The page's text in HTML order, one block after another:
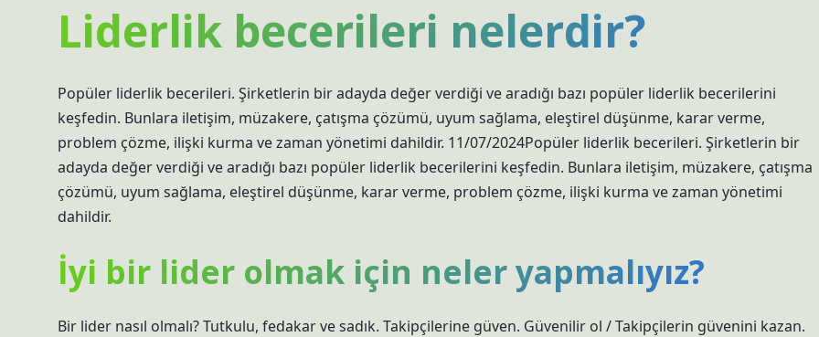
Liderlik becerileri nelerdir?
Popüler liderlik becerileri. Şirketlerin bir adayda değer verdiği ve aradığı bazı popüler liderlik becerilerini
keşfedin. Bunlara iletişim, müzakere, çatışma çözümü, uyum sağlama, eleştirel düşünme, karar verme,
problem çözme, ilişki kurma ve zaman yönetimi dahildir. 11/07/2024Popüler liderlik becerileri. Şirketlerin bir
adayda değer verdiği ve aradığı bazı popüler liderlik becerilerini keşfedin. Bunlara iletişim, müzakere, çatışma
çözümü, uyum sağlama, eleştirel düşünme, karar verme, problem çözme, ilişki kurma ve zaman yönetimi
dahildir.
İyi bir lider olmak için neler yapmalıyız?
Bir lider nasıl olmalı? Tutkulu, fedakar ve sadık. Takipçilerine güven. Güvenilir ol / Takipçilerin güvenini kazan.